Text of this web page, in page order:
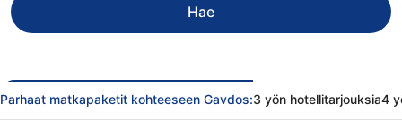
Hae
Parhaat matkapaketit kohteeseen Gavdos:3 yön hotellitarjouksia4